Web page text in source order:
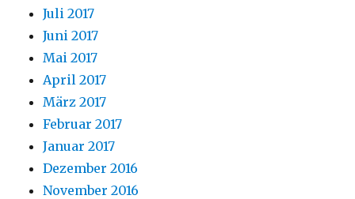
Juli 2017
Juni 2017
Mai 2017
April 2017
März 2017
Februar 2017
Januar 2017
Dezember 2016
November 2016